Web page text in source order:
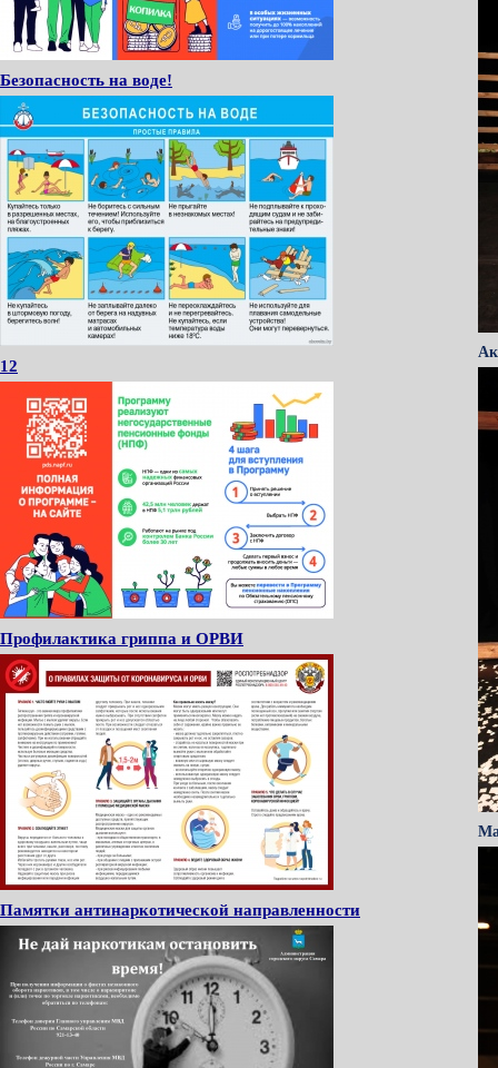
Безопасность на воде!
12
Профилактика гриппа и ОРВИ
Памятки антинаркотической направленности